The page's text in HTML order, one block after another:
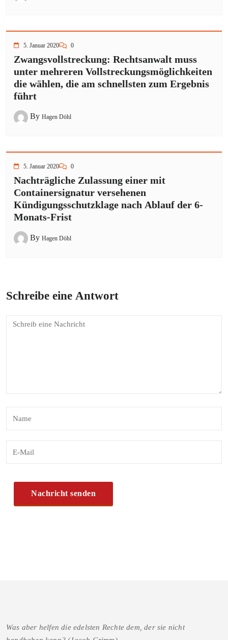
5. Januar 2020 0
Zwangsvollstreckung: Rechtsanwalt muss
unter mehreren Vollstreckungsmöglichkeiten
die wählen, die am schnellsten zum Ergebnis
führt
By Hagen Döhl
5. Januar 2020 0
Nachträgliche Zulassung einer mit
Containersignatur versehenen
Kündigungsschutzklage nach Ablauf der 6-
Monats-Frist
By Hagen Döhl
Schreibe eine Antwort
Was aber helfen die edelsten Rechte dem, der sie nicht